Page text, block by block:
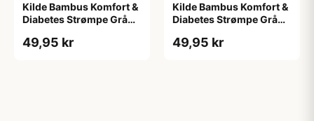
Kilde Bambus Komfort &
Diabetes Strømpe Grå
49,95 kr
Kilde Bambus Komfort &
Diabetes Strømpe Grå
49,95 kr